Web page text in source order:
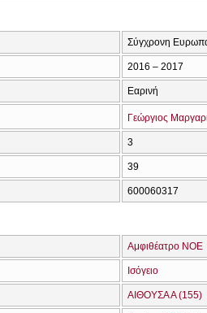
Σύγχρονη
2016 – 2017
Εαρινή
Γεώργιος
3
39
600060317
Αμφιθέατρο ΝΟΕ
Ισόγειο
ΑΙΘΟΥΣΑ Α (155)